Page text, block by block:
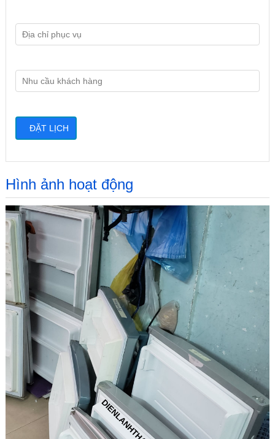
Hình ảnh hoạt động